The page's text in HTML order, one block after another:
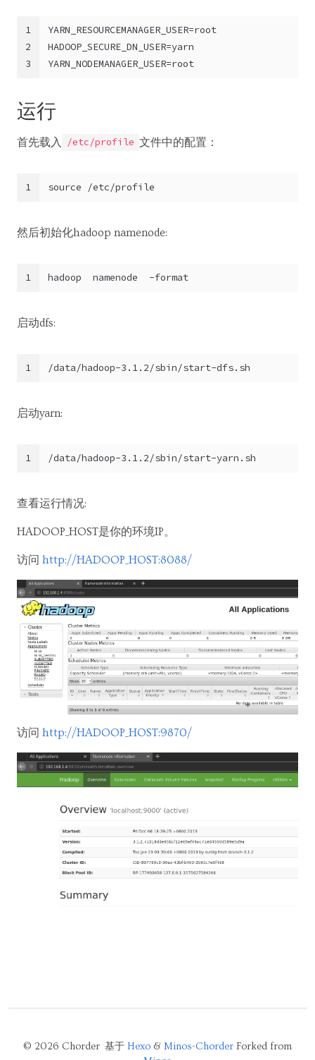
1
2
3
YARN_RESOURCEMANAGER_USER=root
HADOOP_SECURE_DN_USER=yarn
YARN_NODEMANAGER_USER=root
运行
首先载入 /etc/profile 文件中的配置：
1 source /etc/profile
然后初始化hadoop namenode:
1 hadoop  namenode  -format
启动dfs:
1 /data/hadoop-3.1.2/sbin/start-dfs.sh
启动yarn:
1 /data/hadoop-3.1.2/sbin/start-yarn.sh
查看运行情况:
HADOOP_HOST是你的环境IP。
访问 http://HADOOP_HOST:8088/
访问 http://HADOOP_HOST:9870/
© 2026 Chorder 基于 Hexo & Minos-Chorder Forked from